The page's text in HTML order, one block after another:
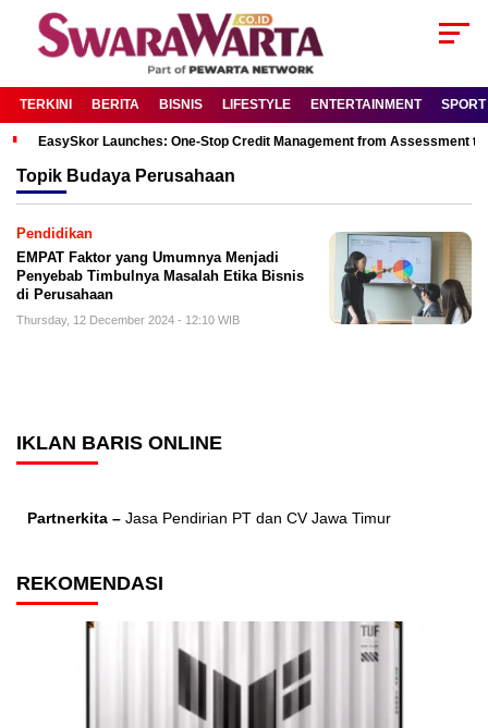
TERKINI BERITA BISNIS LIFESTYLE ENTERTAINMENT SPORT
EasySkor Launches: One-Stop Credit Management from Assessment
Topik Budaya Perusahaan
Pendidikan
EMPAT Faktor yang Umumnya Menjadi
Penyebab Timbulnya Masalah Etika Bisnis
di Perusahaan
Thursday, 12 December 2024 - 12:10 WIB
IKLAN BARIS ONLINE
Partnerkita – Jasa Pendirian PT dan CV Jawa Timur
REKOMENDASI